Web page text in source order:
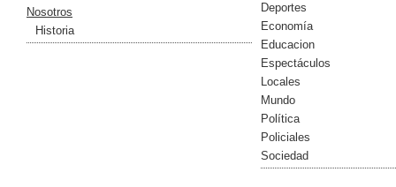
Nosotros
Historia
Deportes
Economía
Educacion
Espectáculos
Locales
Mundo
Política
Policiales
Sociedad